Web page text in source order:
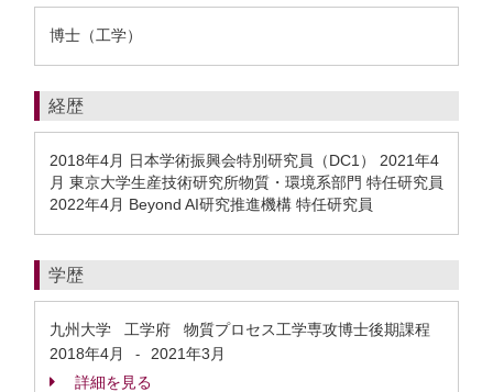
博士（工学）
経歴
2018年4月 日本学術振興会特別研究員（DC1） 2021年4
月 東京大学生産技術研究所物質・環境系部門 特任研究員
2022年4月 Beyond AI研究推進機構 特任研究員
学歴
九州大学 工学府 物質プロセス工学専攻博士後期課程
2018年4月
-
2021年3月
詳細を見る